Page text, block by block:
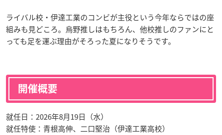
ライバル校・伊達工業のコンビが主役という今年ならではの座
組みも見どころ。烏野推しはもちろん、他校推しのファンにと
っても足を運ぶ理由がそろった夏になりそうです。
開催概要
就任日：2026年8月19日（水）
就任特使：青根高伸、二口堅治（伊達工業高校）